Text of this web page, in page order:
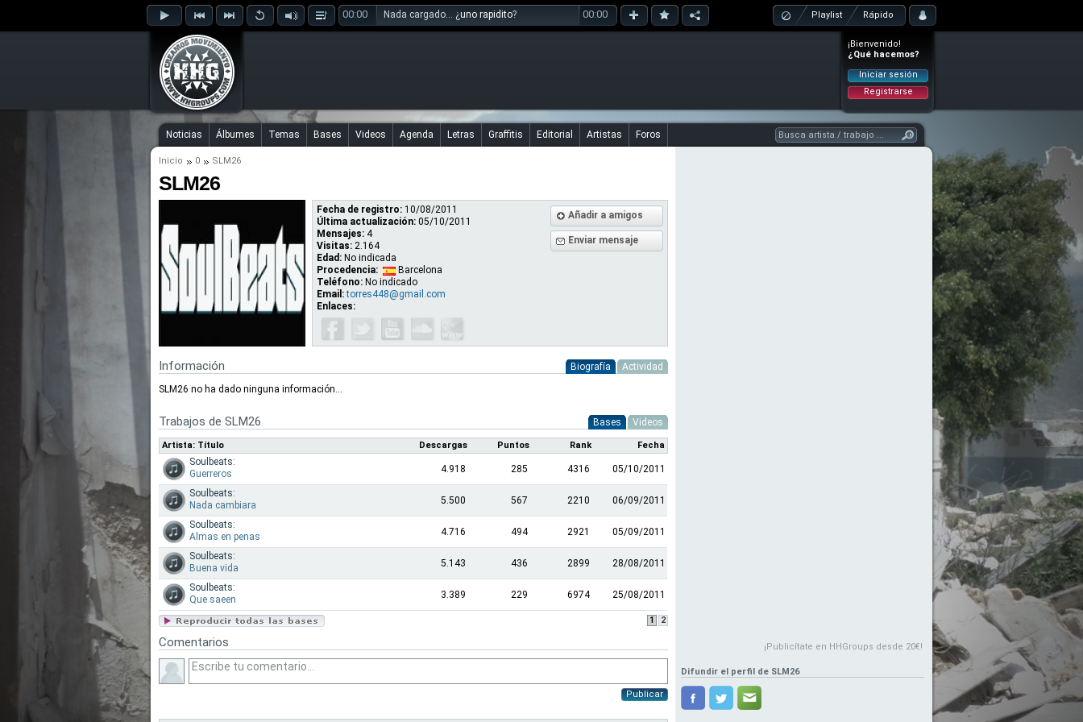
00:00 Nada cargado... ¿uno rapidito? 00:00 Playlist Rápido
¡Bienvenido!
¿Qué hacemos?
Iniciar sesión
Registrarse
Noticias Álbumes Temas Bases Videos Agenda Letras Graffitis Editorial Artistas Foros
Inicio 0 SLM26
SLM26
Añadir a amigos
Enviar mensaje
Fecha de registro: 10/08/2011
Última actualización: 05/10/2011
Mensajes: 4
Visitas: 2.164
Edad: No indicada
Procedencia:
Barcelona
Teléfono: No indicado
Email: torres448@gmail.com
Enlaces:
Información Biografía
Actividad
SLM26 no ha dado ninguna información...
Trabajos de SLM26 Bases Videos
Artista: Título Descargas Puntos Rank Fecha
Soulbeats:
Guerreros
4.918 285 4316 05/10/2011
Soulbeats:
Nada cambiara
5.500 567 2210 06/09/2011
Soulbeats:
Almas en penas
4.716 494 2921 05/09/2011
Soulbeats:
Buena vida
5.143 436 2899 28/08/2011
Soulbeats:
Que saeen
3.389 229 6974 25/08/2011
1 2
Comentarios
Publicar
¡Publicítate en HHGroups desde 20€!
Difundir el perfil de SLM26